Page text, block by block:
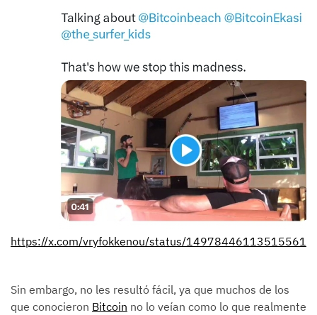
https://x.com/vryfokkenou/status/
Sin embargo, no les resultó fácil, ya que muchos de los
que conocieron Bitcoin no lo veían como lo que realmente